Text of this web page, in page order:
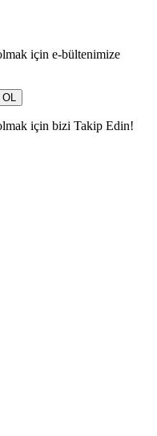
için e-bültenimize
için bizi Takip Edin!